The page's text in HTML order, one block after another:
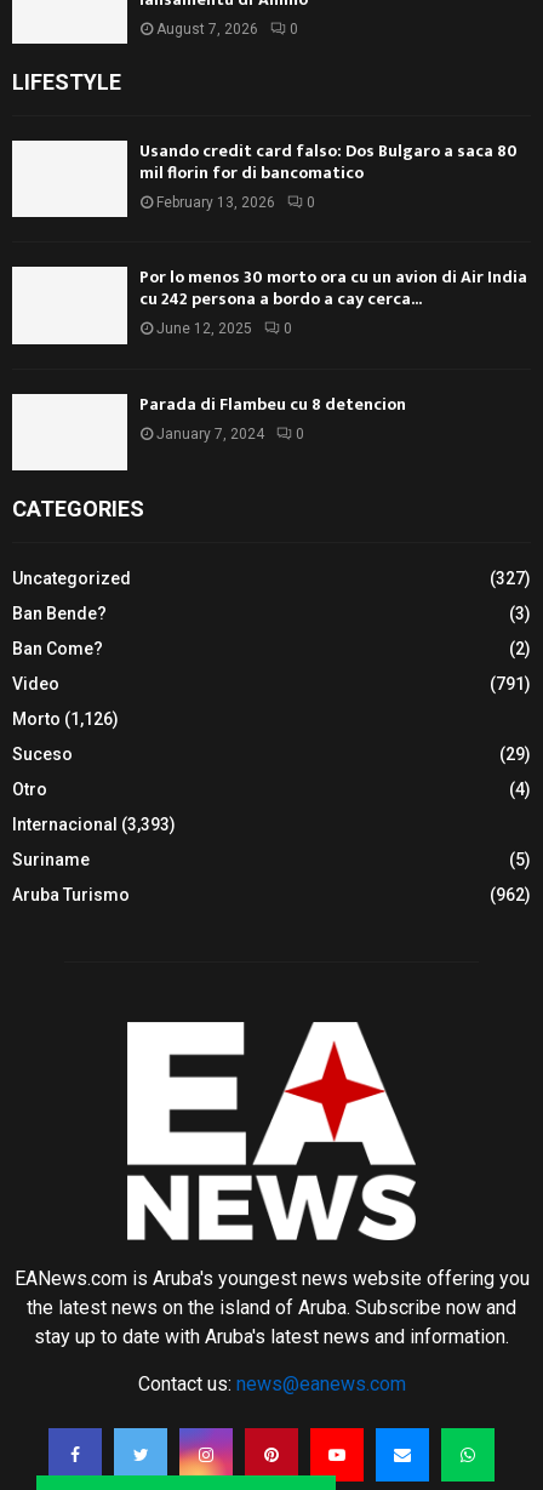
August 7, 2026 0
LIFESTYLE
Usando credit card falso: Dos Bulgaro a saca 80
mil florin for di bancomatico
February 13, 2026 0
Por lo menos 30 morto ora cu un avion di Air India
cu 242 persona a bordo a cay cerca...
June 12, 2025 0
Parada di Flambeu cu 8 detencion
January 7, 2024 0
CATEGORIES
Uncategorized
(327)
Ban Bende?
(3)
Ban Come?
(2)
Video
(791)
Morto (1,126)
Suceso
(29)
Otro
(4)
Internacional (3,393)
Suriname
(5)
Aruba Turismo
(962)
EANews.com is Aruba's youngest news website offering you
the latest news on the island of Aruba. Subscribe now and
stay up to date with Aruba's latest news and information.
Contact us: news@eanews.com